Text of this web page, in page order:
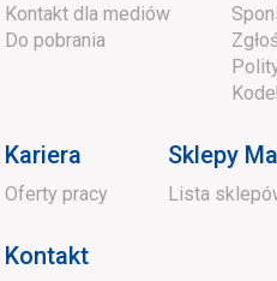
Kontakt dla mediów
Do pobrania
Kariera
Oferty pracy
Sklepy
Lista
Kontakt